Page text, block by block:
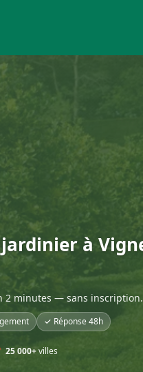
à
2 minutes — sans inscription.
✓ Réponse 48h
25 000+villes